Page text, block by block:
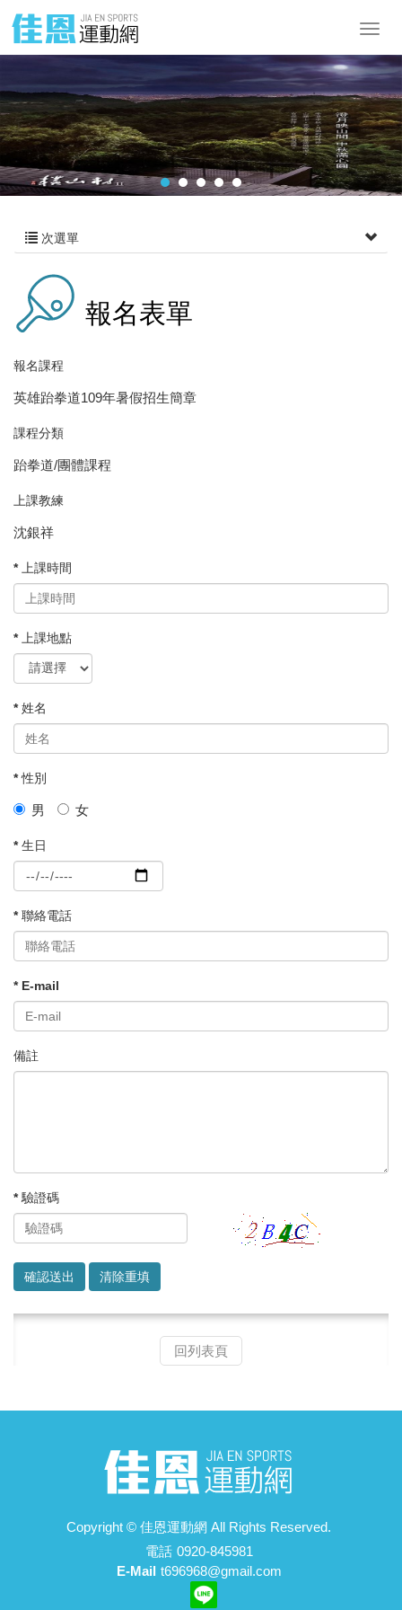
次選單
報名表單
報名課程
英雄跆拳道109年暑假招生簡章
課程分類
跆拳道/團體課程
上課教練
沈銀祥
* 上課時間
* 上課地點
* 姓名
* 性別
男 女
* 生日
* 聯絡電話
* E-mail
備註
* 驗證碼
清除重填
回列表頁
Copyright © 佳恩運動網 All Rights Reserved.
電話 0920-845981
E-Mail t696968@gmail.com